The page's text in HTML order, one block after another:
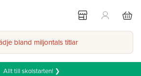
bland miljontals titlar
Allt till skolstarten! ❯